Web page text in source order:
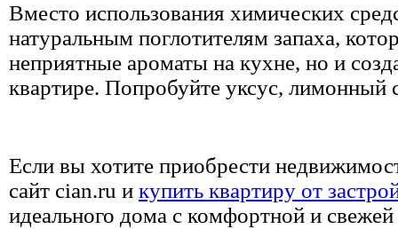
Вместо использования химических
натуральным поглотителям запаха,
неприятные ароматы на кухне, но и
квартире. Попробуйте уксус,
Если вы хотите приобрести
сайт cian.ru и купить квартиру от
идеального дома с комфортной и